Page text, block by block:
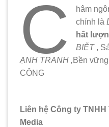
C hâm
chính là
hất
BIỆT,
ẠNH TRANH ,Bền
CÔNG
Liên hệ Công ty
Media